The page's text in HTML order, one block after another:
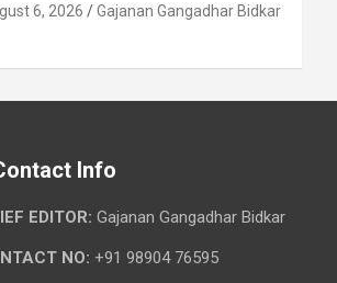
6, 2026 Gajanan Gangadhar Bidkar
Info
EDITOR: Gajanan Gangadhar Bidkar
NO: +91 98904 76595